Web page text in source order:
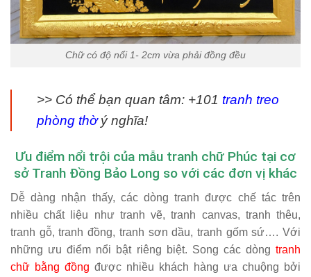
Chữ có độ nổi 1- 2cm vừa phải đồng đều
>> Có thể bạn quan tâm: +101 tranh treo
phòng thờý nghĩa!
Ưu điểm nổi trội của mẫu tranh chữ Phúc tại cơ
sở Tranh Đồng Bảo Long so với các đơn vị khác
Dễ dàng nhận thấy, các dòng tranh được chế tác trên
nhiều chất liệu như tranh vẽ, tranh canvas, tranh thêu,
tranh gỗ, tranh đồng, tranh sơn dầu, tranh gốm sứ…. Với
những ưu điểm nổi bật riêng biệt. Song các dòng tranh
chữ bằng đồng được nhiều khách hàng ưa chuộng bởi